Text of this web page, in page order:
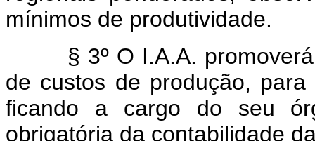
mínimos de produtividade.
§ 3º O I.A.A. promoverá,
de custos de produção,
ficando a cargo do seu
obrigatória da contabilidade